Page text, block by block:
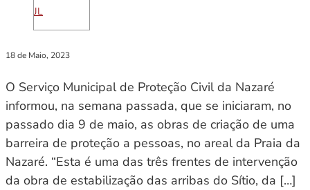
JL
18 de Maio, 2023
O Serviço Municipal de Proteção Civil da Nazaré
informou, na semana passada, que se iniciaram, no
passado dia 9 de maio, as obras de criação de uma
barreira de proteção a pessoas, no areal da Praia da
Nazaré. “Esta é uma das três frentes de intervenção
da obra de estabilização das arribas do Sítio, da […]